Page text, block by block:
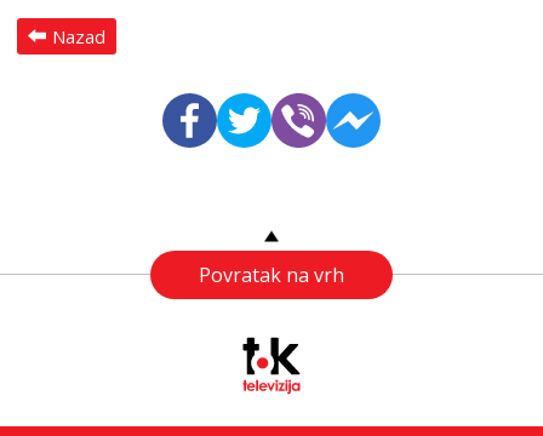
Nazad
Povratak na vrh